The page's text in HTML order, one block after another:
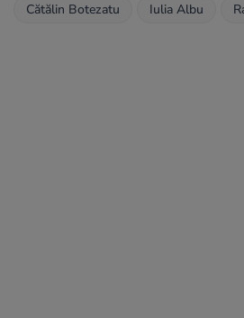
Cătălin Botezatu Iulia Albu